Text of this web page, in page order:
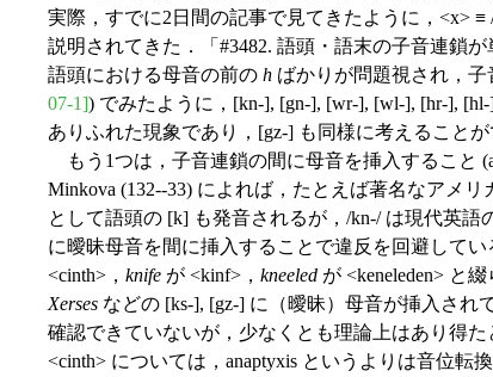
実際，すでに2日間の記事で見てきたように，<x> ≡
説明されてきた．「#3482. 語頭・語末の子音連鎖
語頭における母音の前の h ばかりが問題視され，子
07-1]) でみたように，[kn-], [gn-], [wr-], [wl-], [hr-],
ありふれた現象であり，[gz-] も同様に考えることが
もう1つは，子音連鎖の間に母音を挿入すること
Minkova (132--33) によれば，たとえば著名なアメリ
として語頭の [k] も発音されるが，/kn-/ は現代英語
に曖昧母音を間に挿入することで違反を回避して
<cinth>， knife が <kinf>， kneeled が <keneleden> と
Xerses などの [ks-], [gz-] に（曖昧）母音が挿入され
確認できていないが，少なくとも理論上はあり得
<cinth> については，anaptyxis というよりは音位転